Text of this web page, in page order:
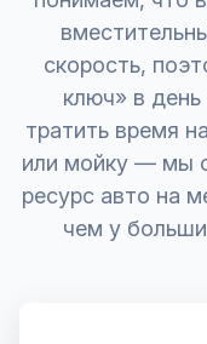
скорость,
ключ» в
тратить время
или мойку — мы
ресурс авто на
чем у